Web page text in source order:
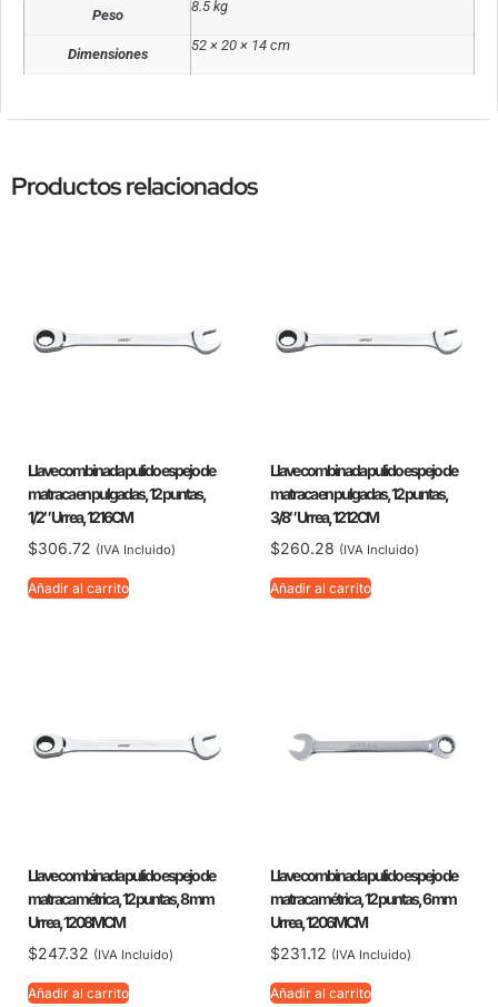
Peso
8.5 kg
Dimensiones
52 × 20 × 14 cm
Productos relacionados
Llave combinada pulido espejo de
matraca en pulgadas, 12 puntas,
1/2″ Urrea, 1216CM
$306.72 (IVA Incluido)
Añadir al carrito
Llave combinada pulido espejo de
matraca en pulgadas, 12 puntas,
3/8″ Urrea, 1212CM
$260.28 (IVA Incluido)
Añadir al carrito
Llave combinada pulido espejo de
matraca métrica, 12 puntas, 8 mm
Urrea, 1208MCM
$247.32 (IVA Incluido)
Añadir al carrito
Llave combinada pulido espejo de
matraca métrica, 12 puntas, 6 mm
Urrea, 1206MCM
$231.12 (IVA Incluido)
Añadir al carrito